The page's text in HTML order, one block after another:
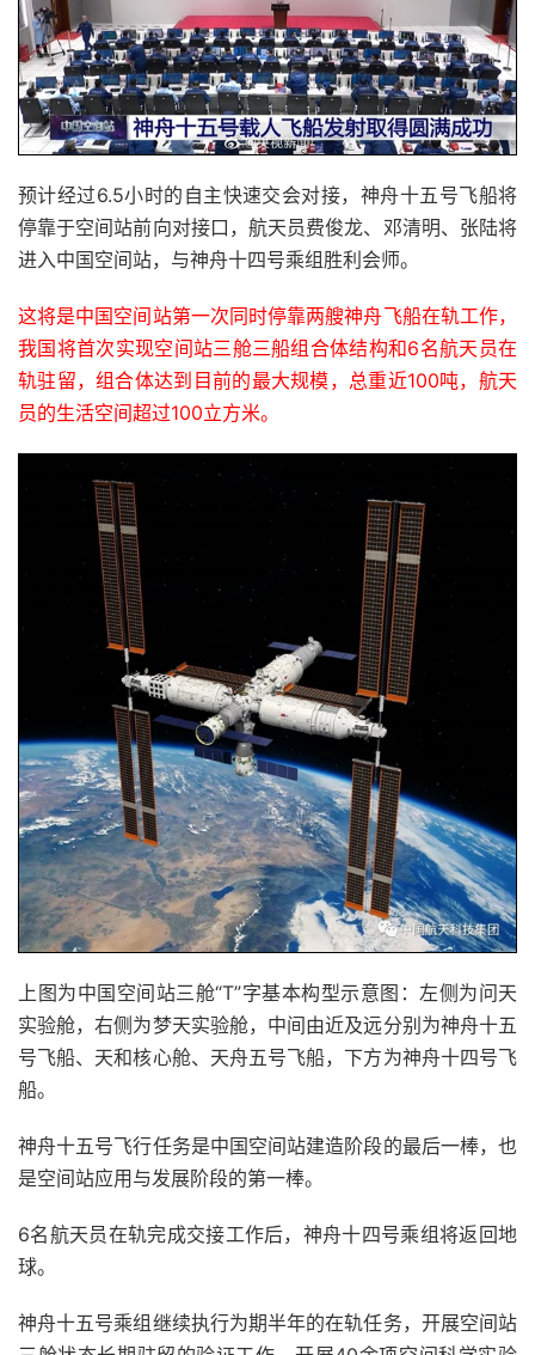
预计经过6.5小时的自主快速交会对接，神舟十五号飞船将
停靠于空间站前向对接口，航天员费俊龙、邓清明、张陆将
进入中国空间站，与神舟十四号乘组胜利会师。
这将是中国空间站第一次同时停靠两艘神舟飞船在轨工作，
我国将首次实现空间站三舱三船组合体结构和6名航天员在
轨驻留，组合体达到目前的最大规模，总重近100吨，航天
员的生活空间超过100立方米。
上图为中国空间站三舱“T”字基本构型示意图：左侧为问天
实验舱，右侧为梦天实验舱，中间由近及远分别为神舟十五
号飞船、天和核心舱、天舟五号飞船，下方为神舟十四号飞
船。
神舟十五号飞行任务是中国空间站建造阶段的最后一棒，也
是空间站应用与发展阶段的第一棒。
6名航天员在轨完成交接工作后，神舟十四号乘组将返回地
球。
神舟十五号乘组继续执行为期半年的在轨任务，开展空间站